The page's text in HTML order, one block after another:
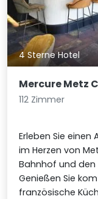
4 Sterne Hotel
Mercure Metz
112 Zimmer
Erleben Sie
im Herzen von
Bahnhof und
Genießen Sie
französische